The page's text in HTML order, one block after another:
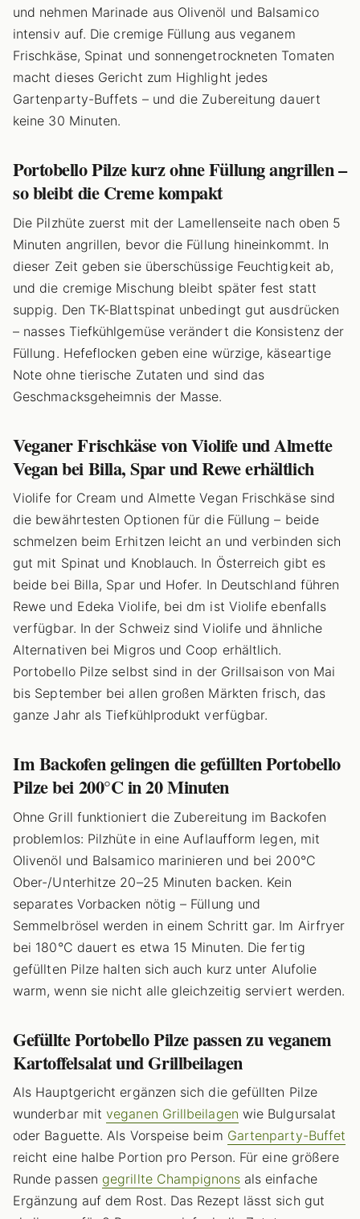
und nehmen Marinade aus Olivenöl und Balsamico
intensiv auf. Die cremige Füllung aus veganem
Frischkäse, Spinat und sonnengetrockneten Tomaten
macht dieses Gericht zum Highlight jedes
Gartenparty-Buffets – und die Zubereitung dauert
keine 30 Minuten.
Portobello Pilze kurz ohne Füllung angrillen –
so bleibt die Creme kompakt
Die Pilzhüte zuerst mit der Lamellenseite nach oben 5
Minuten angrillen, bevor die Füllung hineinkommt. In
dieser Zeit geben sie überschüssige Feuchtigkeit ab,
und die cremige Mischung bleibt später fest statt
suppig. Den TK-Blattspinat unbedingt gut ausdrücken
– nasses Tiefkühlgemüse verändert die Konsistenz der
Füllung. Hefeflocken geben eine würzige, käseartige
Note ohne tierische Zutaten und sind das
Geschmacksgeheimnis der Masse.
Veganer Frischkäse von Violife und Almette
Vegan bei Billa, Spar und Rewe erhältlich
Violife for Cream und Almette Vegan Frischkäse sind
die bewährtesten Optionen für die Füllung – beide
schmelzen beim Erhitzen leicht an und verbinden sich
gut mit Spinat und Knoblauch. In Österreich gibt es
beide bei Billa, Spar und Hofer. In Deutschland führen
Rewe und Edeka Violife, bei dm ist Violife ebenfalls
verfügbar. In der Schweiz sind Violife und ähnliche
Alternativen bei Migros und Coop erhältlich.
Portobello Pilze selbst sind in der Grillsaison von Mai
bis September bei allen großen Märkten frisch, das
ganze Jahr als Tiefkühlprodukt verfügbar.
Im Backofen gelingen die gefüllten Portobello
Pilze bei 200°C in 20 Minuten
Ohne Grill funktioniert die Zubereitung im Backofen
problemlos: Pilzhüte in eine Auflaufform legen, mit
Olivenöl und Balsamico marinieren und bei 200°C
Ober-/Unterhitze 20–25 Minuten backen. Kein
separates Vorbacken nötig – Füllung und
Semmelbrösel werden in einem Schritt gar. Im Airfryer
bei 180°C dauert es etwa 15 Minuten. Die fertig
gefüllten Pilze halten sich auch kurz unter Alufolie
warm, wenn sie nicht alle gleichzeitig serviert werden.
Gefüllte Portobello Pilze passen zu veganem
Kartoffelsalat und Grillbeilagen
Als Hauptgericht ergänzen sich die gefüllten Pilze
wunderbar mitveganen Grillbeilagen wie Bulgursalat
oder Baguette. Als Vorspeise beim Gartenparty-Buffet
reicht eine halbe Portion pro Person. Für eine größere
Runde passen gegrillte Champignonsals einfache
Ergänzung auf dem Rost. Das Rezept lässt sich gut